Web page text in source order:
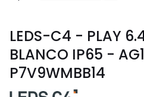
LEDS-C4 - PLAY
BLANCO IP65 -
P7V9WMBB14